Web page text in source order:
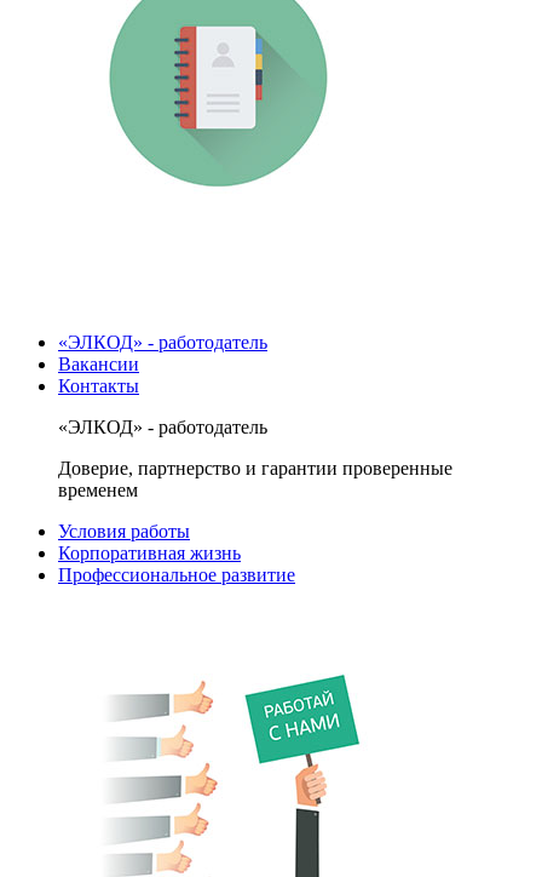
«ЭЛКОД» - работодатель
Вакансии
Контакты
«ЭЛКОД» - работодатель
Доверие, партнерство и гарантии проверенные
временем
Условия работы
Корпоративная жизнь
Профессиональное развитие